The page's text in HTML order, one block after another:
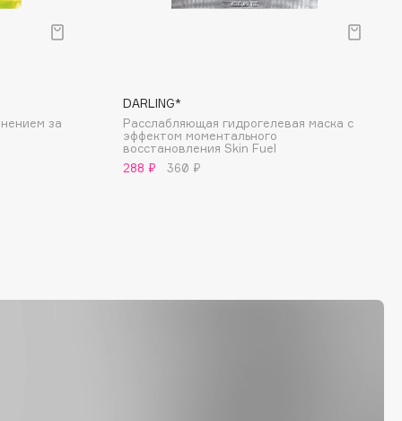
за
DARLING*
Расслабляющая гидрогелевая маска с
эффектом моментального
восстановления Skin Fuel
288 ₽
360 ₽